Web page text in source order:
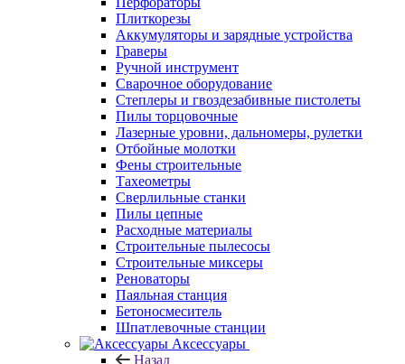
Плиткорезы
Аккумуляторы и зарядные устройства
Граверы
Ручной инструмент
Сварочное оборудование
Степлеры и гвоздезабивные пистолеты
Пилы торцовочные
Лазерные уровни, дальномеры, рулетки
Отбойные молотки
Фены строительные
Тахеометры
Сверлильные станки
Пилы цепные
Расходные материалы
Строительные пылесосы
Строительные миксеры
Реноваторы
Паяльная станция
Бетоносмеситель
Шпатлевочные станции
Аксессуары
Назад